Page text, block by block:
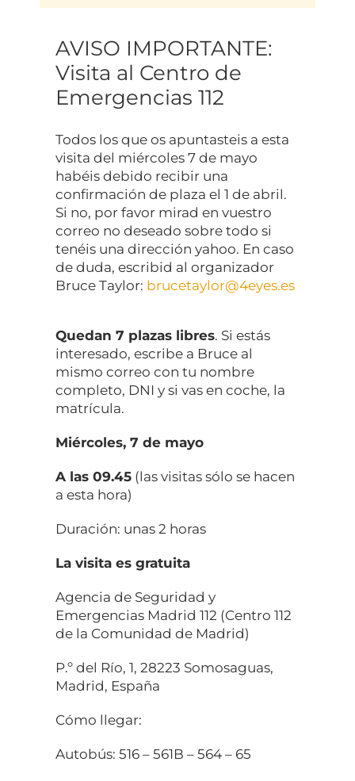
AVISO IMPORTANTE:
Visita al Centro de
Emergencias 112
Todos los que os apuntasteis a esta
visita del miércoles 7 de mayo
habéis debido recibir una
confirmación de plaza el 1 de abril.
Si no, por favor mirad en vuestro
correo no deseado sobre todo si
tenéis una dirección yahoo. En caso
de duda, escribid al organizador
Bruce Taylor: brucetaylor@4eyes.es
Quedan 7 plazas libres. Si estás
interesado, escribe a Bruce al
mismo correo con tu nombre
completo, DNI y si vas en coche, la
matrícula.
Miércoles, 7 de mayo
A las 09.45(las visitas sólo se hacen
a esta hora)
Duración: unas 2 horas
La visita es gratuita
Agencia de Seguridad y
Emergencias Madrid 112 (Centro 112
de la Comunidad de Madrid)
P.º del Río, 1, 28223 Somosaguas,
Madrid, España
Cómo llegar:
Autobús: 516 – 561B – 564 – 65